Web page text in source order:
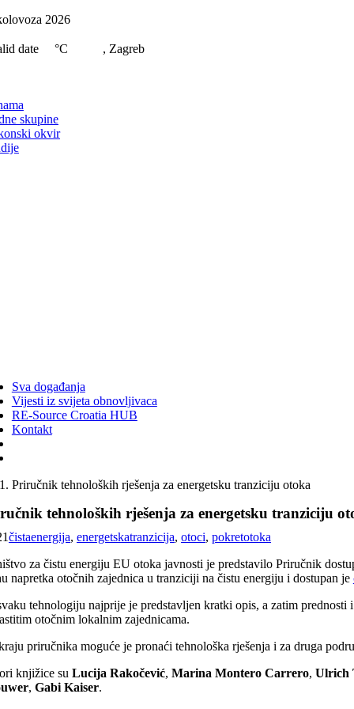
Skip
content
2026
date °C , Zagreb
skupine
okvir
Sva događanja
Vijesti iz svijeta obnovljivaca
RE-Source Croatia HUB
Kontakt
Priručnik tehnoloških rješenja za energetsku tranziciju otoka
tehnoloških rješenja za energetsku tranziciju
čistaenergija, energetskatranzicija, otoci, pokretotoka
za čistu energiju EU otoka javnosti je predstavilo Priručnik
napretka otočnih zajednica u tranziciji na čistu energiju i dostupan je
tehnologiju najprije je predstavljen kratki opis, a zatim
otočnim lokalnim zajednicama.
priručnika moguće je pronaći tehnološka rješenja i za druga
knjižice su Lucija Rakočević, Marina Montero Carrero, Ulrich
, Gabi Kaiser.